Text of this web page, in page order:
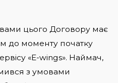
цього Договору має
до моменту початку
«E-wings». Наймач,
з умовами